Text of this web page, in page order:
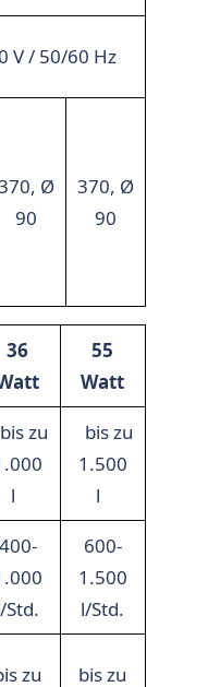
V / 50/60 Hz
Ø
90
370, Ø
90
36
55
Watt
bis zu
l
bis zu
1.500
l
400-
Std.
600-
1.500
l/Std.
zu
bis zu